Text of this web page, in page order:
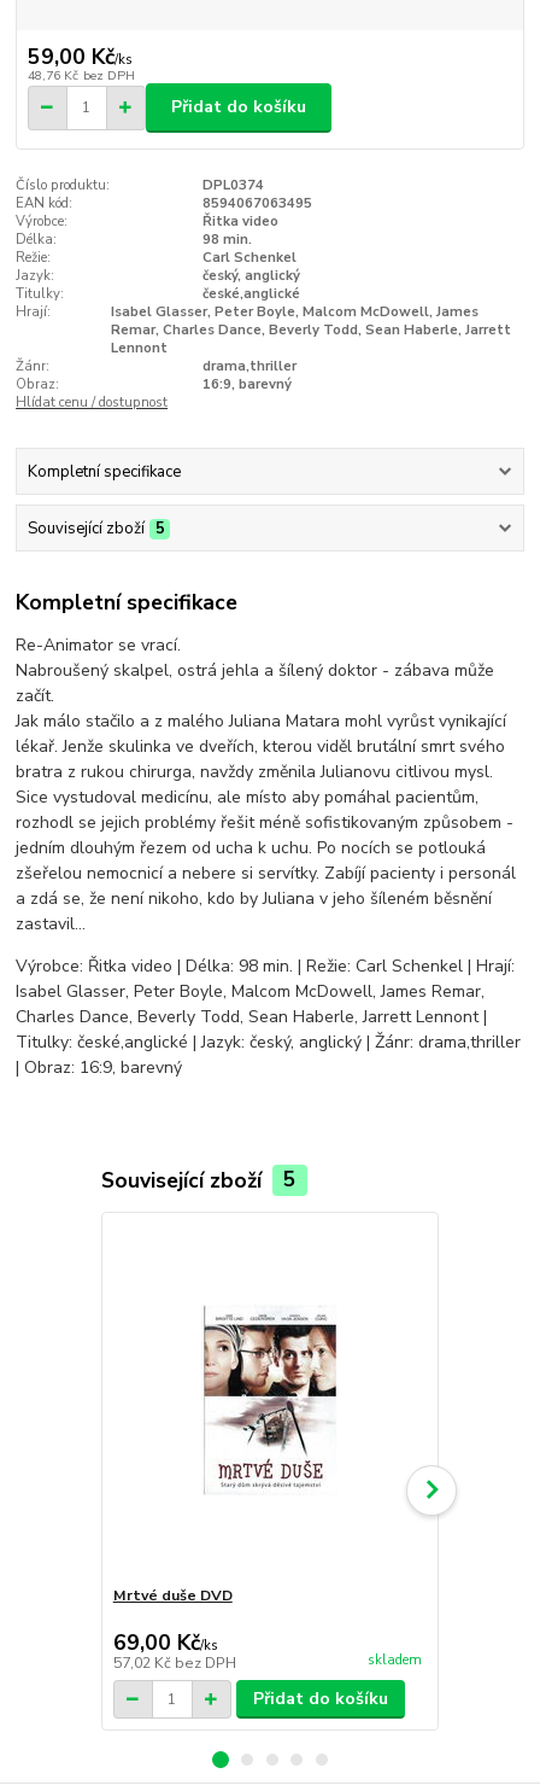
59,00 Kč/ks
48,76 Kč bez DPH
Přidat do košíku
Číslo produktu:
DPL0374
EAN kód:
8594067063495
Výrobce:
Řitka video
Délka:
98 min.
Režie:
Carl Schenkel
Jazyk:
český, anglický
Titulky:
české,anglické
Hrají:
Isabel Glasser, Peter Boyle, Malcom McDowell, James
Remar, Charles Dance, Beverly Todd, Sean Haberle, Jarrett
Lennont
Žánr:
drama,thriller
Obraz:
16:9, barevný
Hlídat cenu / dostupnost
Kompletní specifikace
Související zboží 5
Kompletní specifikace
Re-Animator se vrací.
Nabroušený skalpel, ostrá jehla a šílený doktor - zábava může
začít.
Jak málo stačilo a z malého Juliana Matara mohl vyrůst vynikající
lékař. Jenže skulinka ve dveřích, kterou viděl brutální smrt svého
bratra z rukou chirurga, navždy změnila Julianovu citlivou mysl.
Sice vystudoval medicínu, ale místo aby pomáhal pacientům,
rozhodl se jejich problémy řešit méně sofistikovaným způsobem -
jedním dlouhým řezem od ucha k uchu. Po nocích se potlouká
zšeřelou nemocnicí a nebere si servítky. Zabíjí pacienty i personál
a zdá se, že není nikoho, kdo by Juliana v jeho šíleném běsnění
zastavil...
Výrobce: Řitka video | Délka: 98 min. | Režie: Carl Schenkel | Hrají:
Isabel Glasser, Peter Boyle, Malcom McDowell, James Remar,
Charles Dance, Beverly Todd, Sean Haberle, Jarrett Lennont |
Titulky: české,anglické | Jazyk: český, anglický | Žánr: drama,thriller
| Obraz: 16:9, barevný
Související zboží 5
Mrtvé duše DVD
69,00 Kč/ks
57,02 Kč bez DPH skladem
Přidat do košíku